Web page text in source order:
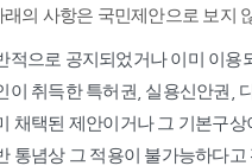
래의 사항은 국민제안으로 보지
적으로 공지되었거나 이미 이용
이 취득한 특허권, 실용신안권,
채택된 제안이거나 그 기본구상
통념상 그 적용이 불가능하다고